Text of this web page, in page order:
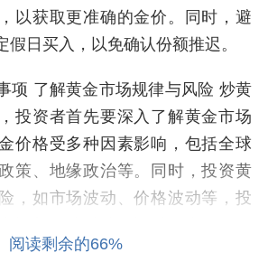
以获取更准确的金价。同时，避
假日买入，以免确认份额推迟。
项 了解黄金市场规律与风险 炒黄
投资者首先要深入了解黄金市场
价格受多种因素影响，包括全球
策、地缘政治等。同时，投资黄
，如市场波动、价格波动等，投
阅读剩余的66%